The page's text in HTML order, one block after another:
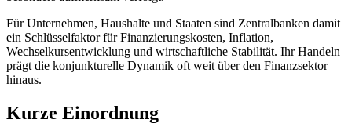
Für Unternehmen, Haushalte und Staaten sind Zentralbanken damit
ein Schlüsselfaktor für Finanzierungskosten, Inflation,
Wechselkursentwicklung und wirtschaftliche Stabilität. Ihr Handeln
prägt die konjunkturelle Dynamik oft weit über den Finanzsektor
hinaus.
Kurze Einordnung